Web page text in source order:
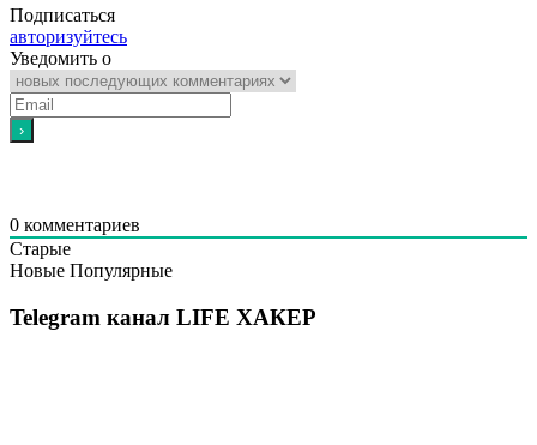
Подписаться
авторизуйтесь
Уведомить о
0 комментариев
Старые
Новые Популярные
Telegram канал LIFE ХАКЕР